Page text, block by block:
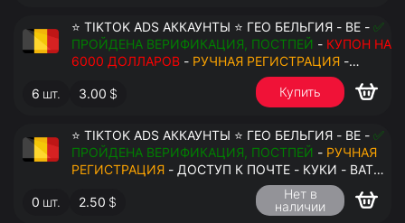
⭐ TIKTOK ADS АККАУНТЫ ⭐ ГЕО БЕЛЬГИЯ - BE - ✅
ПРОЙДЕНА ВЕРИФИКАЦИЯ, ПОСТПЕЙ - КУПОН НА
6000 ДОЛЛАРОВ - РУЧНАЯ РЕГИСТРАЦИЯ -
ДОСТУП К ПОЧТЕ - КУКИ - ВАТ ЗАПОЛНЕН -
ПЕРЕДАЧА В АНТИДЕТЕКТ
6 шт. 3.00 $ Купить
⭐ TIKTOK ADS АККАУНТЫ ⭐ ГЕО БЕЛЬГИЯ - BE - ✅
ПРОЙДЕНА ВЕРИФИКАЦИЯ, ПОСТПЕЙ - РУЧНАЯ
РЕГИСТРАЦИЯ - ДОСТУП К ПОЧТЕ - КУКИ - ВАТ
ЗАПОЛНЕН - ПЕРЕДАЧА В АНТИДЕТЕКТ
0 шт. 2.50 $
Нет в
наличии
$